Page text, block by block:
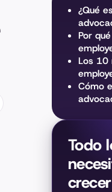
¿Qué
Por
Los 10
Cómo
Todo